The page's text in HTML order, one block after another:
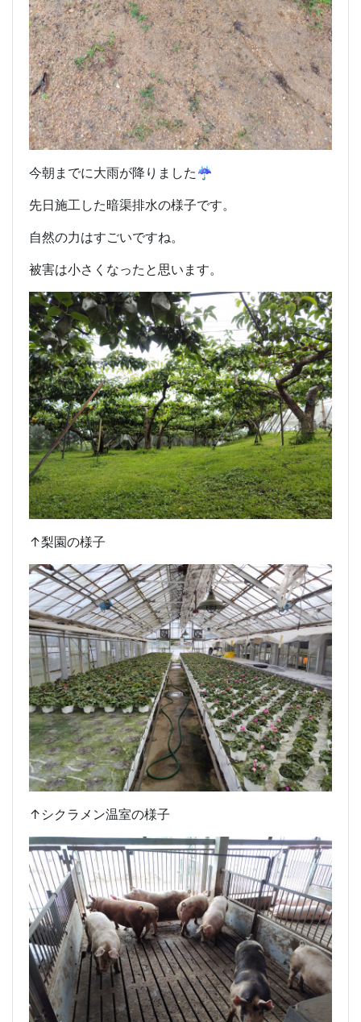
今朝までに大雨が降りました☔
先日施工した暗渠排水の様子です。
自然の力はすごいですね。
被害は小さくなったと思います。
↑梨園の様子
↑シクラメン温室の様子